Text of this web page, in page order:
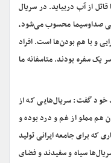
از آب دربیاید. در سریال
صداوسیما محسوب می‌شود،
و با هم بودن‌ها است. افراد
سفره بودند. متاسفانه ما
خود گفت: سریال‌هایی که از
هم مملو از غم و درد بوده و
که برای جامعه ایرانی تولید
سیاه و سفیدند و فضای